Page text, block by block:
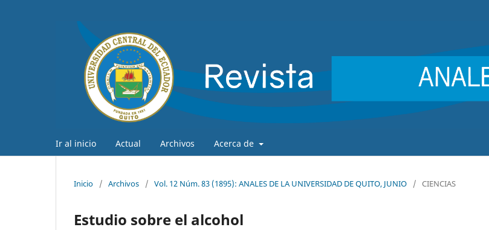
Ir al inicio Actual Archivos Acerca de
Inicio / Archivos / Vol. 12 Núm. 83 (1895): ANALES DE LA UNIVERSIDAD DE QUITO, JUNIO / CIENCIAS
Estudio sobre el alcohol